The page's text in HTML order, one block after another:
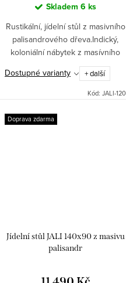
Skladem 6 ks
Rustikální, jídelní stůl z masivního
palisandrového dřeva.Indický,
koloniální nábytek z masívního
dřeva palisandtr.Tento kus
nábytku lze dodat v 7 různých
odstínech. Při...
Dostupné varianty + další
Kód: JALI-120
Doprava zdarma
Jídelní stůl JALI 140x90 z masivu
palisandr